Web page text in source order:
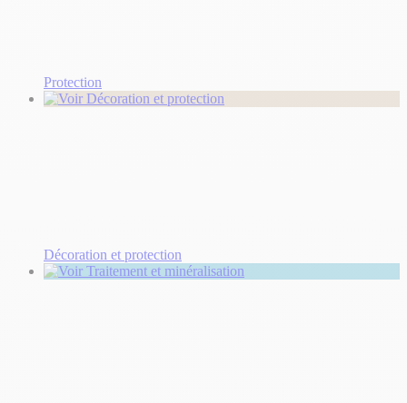
Protection
Décoration et protection